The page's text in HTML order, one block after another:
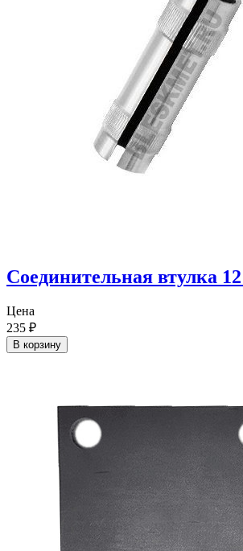
Соединительная втулка
Цена
235 ₽
В корзину